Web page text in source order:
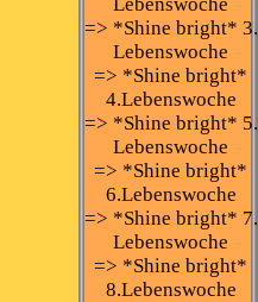
=> *Shine bright* 3.
Lebenswoche
=> *Shine bright*
4.Lebenswoche
=> *Shine bright* 5.
Lebenswoche
=> *Shine bright*
6.Lebenswoche
=> *Shine bright* 7.
Lebenswoche
=> *Shine bright*
8.Lebenswoche